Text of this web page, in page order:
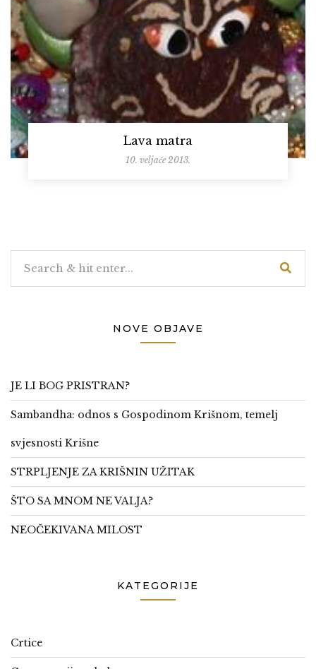
Lava matra
10. veljače 2013.
NOVE OBJAVE
JE LI BOG PRISTRAN?
Sambandha: odnos s Gospodinom Krišnom, temelj
svjesnosti Krišne
STRPLJENJE ZA KRIŠNIN UŽITAK
ŠTO SA MNOM NE VALJA?
NEOČEKIVANA MILOST
KATEGORIJE
Crtice